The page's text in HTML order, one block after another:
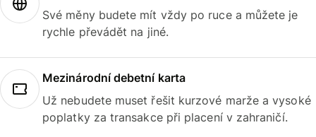
Své měny budete mít vždy po ruce a můžete je
rychle převádět na jiné.
Mezinárodní debetní karta
Už nebudete muset řešit kurzové marže a vysoké
poplatky za transakce při placení v zahraničí.